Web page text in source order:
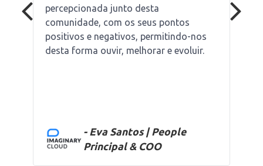
percepcionada junto desta
comunidade, com os seus pontos
positivos e negativos, permitindo-nos
desta forma ouvir, melhorar e evoluir.
- Eva Santos | People
Principal & COO